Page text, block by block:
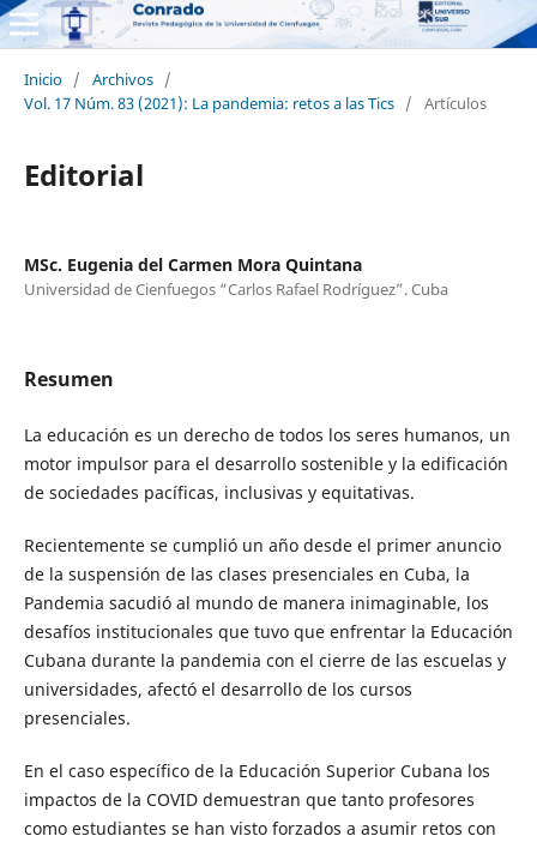
Inicio / Archivos /
Vol. 17 Núm. 83 (2021): La pandemia: retos a las Tics / Artículos
Editorial
MSc. Eugenia del Carmen Mora Quintana
Universidad de Cienfuegos “Carlos Rafael Rodríguez”. Cuba
Resumen
La educación es un derecho de todos los seres humanos, un
motor impulsor para el desarrollo sostenible y la edificación
de sociedades pacíficas, inclusivas y equitativas.
Recientemente se cumplió un año desde el primer anuncio
de la suspensión de las clases presenciales en Cuba, la
Pandemia sacudió al mundo de manera inimaginable, los
desafíos institucionales que tuvo que enfrentar la Educación
Cubana durante la pandemia con el cierre de las escuelas y
universidades, afectó el desarrollo de los cursos
presenciales.
En el caso específico de la Educación Superior Cubana los
impactos de la COVID demuestran que tanto profesores
como estudiantes se han visto forzados a asumir retos con